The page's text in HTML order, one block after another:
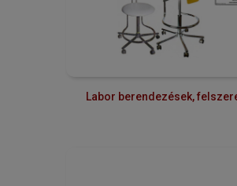
Labor berendezések,